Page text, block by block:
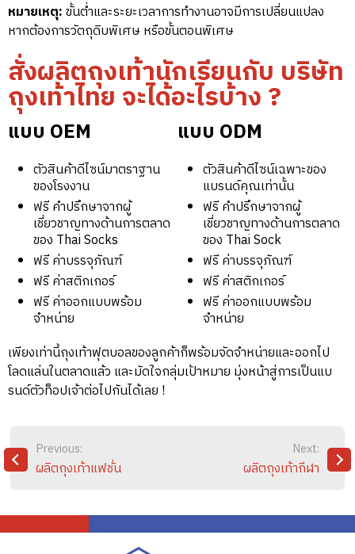
หมายเหตุ:ขั้นต่ำและระยะเวลาการทำงานอาจมีการเปลี่ยนแปลง
หากต้องการวัตถุดิบพิเศษ หรือขั้นตอนพิเศษ
สั่งผลิตถุงเท้านักเรียนกับ บริษัท
ถุงเท้าไทย จะได้อะไรบ้าง ?
แบบ OEM
ตัวสินค้าดีไซน์มาตราฐาน
ของโรงงาน
ฟรี คำปรึกษาจากผู้
เชี่ยวชาญทางด้านการตลาด
ของ Thai Socks
ฟรี ค่าบรรจุภัณฑ์
ฟรี ค่าสติกเกอร์
ฟรี ค่าออกแบบพร้อม
จำหน่าย
แบบ ODM
ตัวสินค้าดีไซน์เฉพาะของ
แบรนด์คุณเท่านั้น
ฟรี คำปรึกษาจากผู้
เชี่ยวชาญทางด้านการตลาด
ของ Thai Sock
ฟรี ค่าบรรจุภัณฑ์
ฟรี ค่าสติกเกอร์
ฟรี ค่าออกแบบพร้อม
จำหน่าย
เพียงเท่านี้ถุงเท้าฟุตบอลของลูกค้าก็พร้อมจัดจำหน่ายและออกไป
โลดแล่นในตลาดแล้ว และมัดใจกลุ่มเป้าหมาย มุ่งหน้าสู่การเป็นแบ
รนด์ตัวท็อปเจ้าต่อไปกันได้เลย !
POSTPrevious:
ผลิตถุงเท้าแฟชั่น
Next:
ผลิตถุงเท้ากีฬา